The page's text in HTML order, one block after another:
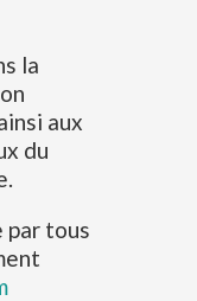
la
aux
du
tous